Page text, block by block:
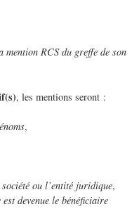
mention RCS du greffe de son
, les mentions seront :
,
ou l’entité juridique,
devenue le bénéficiaire